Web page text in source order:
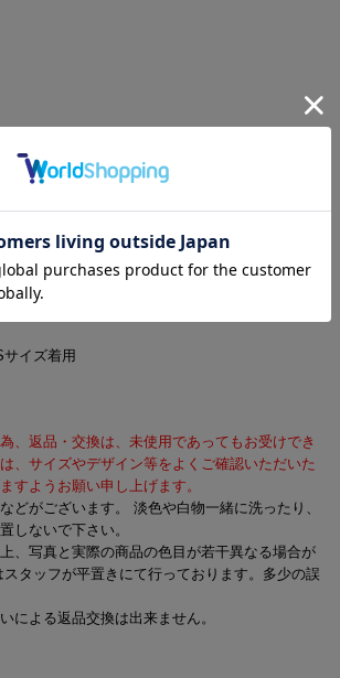
テル 95% ポリウレタン 5% / 裏地：ポリエ
イズ着用
、返品・交換は、未使用であってもお受けでき
、サイズやデザイン等をよくご確認いただいた
すようお願い申し上げます。
どがございます。 淡色や白物一緒に洗ったり、
しないで下さい。
、写真と実際の商品の色目が若干異なる場合が
タッフが平置きにて行っております。多少の誤
による返品交換は出来ません。